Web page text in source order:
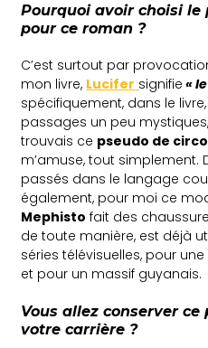
Pourquoi avoir choisi
pour ce roman ?
C’est surtout par
mon livre, Lucifer signifie «
spécifiquement, dans le
passages un peu
trouvais ce pseudo de
m’amuse, tout
passés dans le langage
également, pour moi ce
Mephisto fait des
de toute manière, est déjà
séries télévisuelles, pour
et pour un massif guyanais.
Vous allez conserver
votre carrière ?